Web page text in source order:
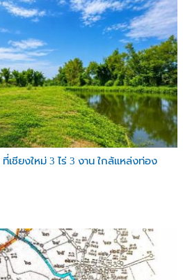
เชียงใหม่ 3 ไร่ 3 งาน ใกล้แหล่งท่อง